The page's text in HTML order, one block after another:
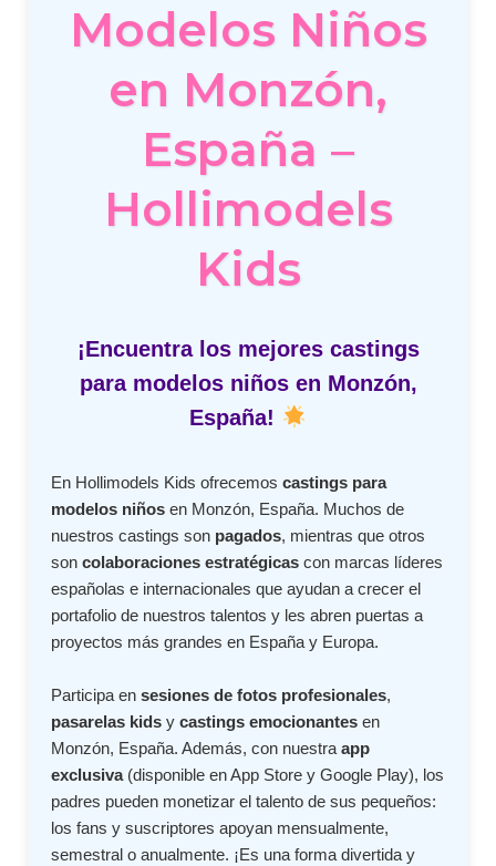
Modelos Niños
en Monzón,
España –
Hollimodels
Kids
¡Encuentra los mejores castings
para modelos niños en Monzón,
España!
En Hollimodels Kids ofrecemoscastings para
modelos niños en Monzón, España. Muchos de
nuestros castings son pagados, mientras que otros
soncolaboraciones estratégicas con marcas líderes
españolas e internacionales que ayudan a crecer el
portafolio de nuestros talentos y les abren puertas a
proyectos más grandes en España y Europa.
Participa ensesiones de fotos profesionales,
pasarelas kids ycastings emocionantes en
Monzón, España. Además, con nuestraapp
exclusiva(disponible en App Store y Google Play), los
padres pueden monetizar el talento de sus pequeños:
los fans y suscriptores apoyan mensualmente,
semestral o anualmente. ¡Es una forma divertida y